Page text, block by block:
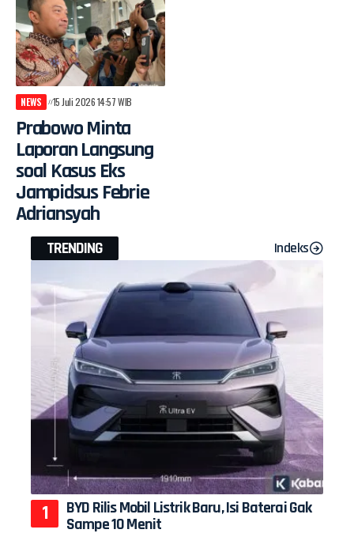
NEWS 15 Juli 2026 14:57 WIB
Prabowo Minta
Laporan Langsung
soal Kasus Eks
Jampidsus Febrie
Adriansyah
TRENDING Indeks
BYD Rilis Mobil Listrik Baru, Isi Baterai Gak
Sampe 10 Menit